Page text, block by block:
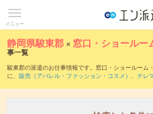
メニュー
静岡県駿東郡 × 窓口・ショールー
事一覧
駿東郡の派遣のお仕事情報です。窓口・ショールーム
に、 販売（アパレル・ファッション・コスメ） 、 テレ
でいただけます。職種辞典：窓口・ショールーム・カ